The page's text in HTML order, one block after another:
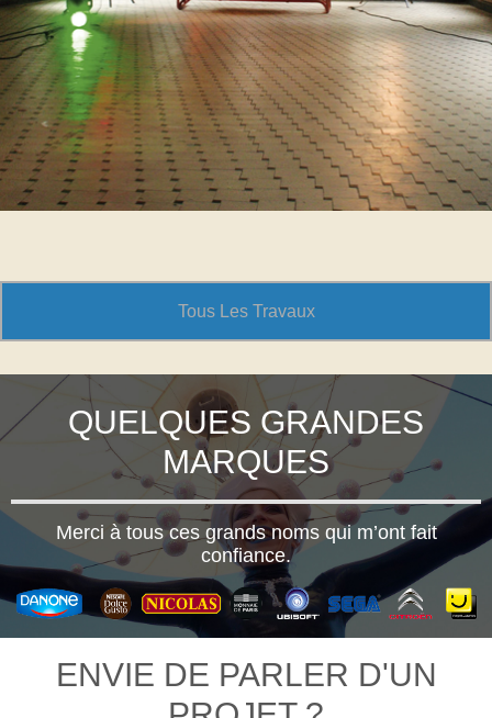
Tous Les Travaux
QUELQUES GRANDES
MARQUES
Merci à tous ces grands noms qui m’ont fait
confiance.
ENVIE DE PARLER D'UN